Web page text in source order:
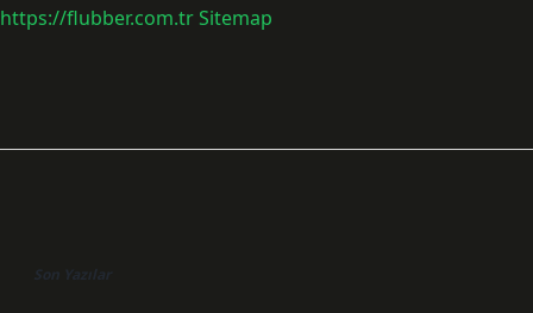
https://flubber.com.trSitemap
Son Yazılar